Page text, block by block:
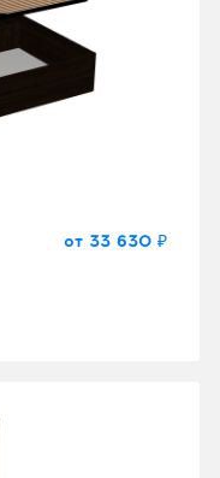
от 33 630 ₽